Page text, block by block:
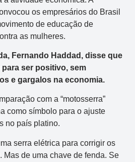
os empresários do Brasil
de educação de
as mulheres.
Fernando Haddad, disse que
ser positivo, sem
e gargalos na economia.
com a “motosserra”
como símbolo para o ajuste
no país platino.
serra elétrica para corrigir os
Mas de uma chave de fenda. Se